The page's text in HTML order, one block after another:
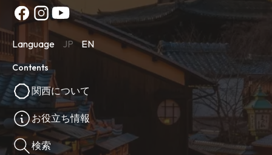
Language JP EN
Contents
関西について
お役立ち情報
検索